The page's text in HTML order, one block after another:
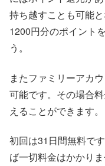
持ち越すことも可能
1200円分のポイント
う。
またファミリーアカ
可能です。その場合
えることができます。
初回は31日間無料で
ば一切料金はかかり